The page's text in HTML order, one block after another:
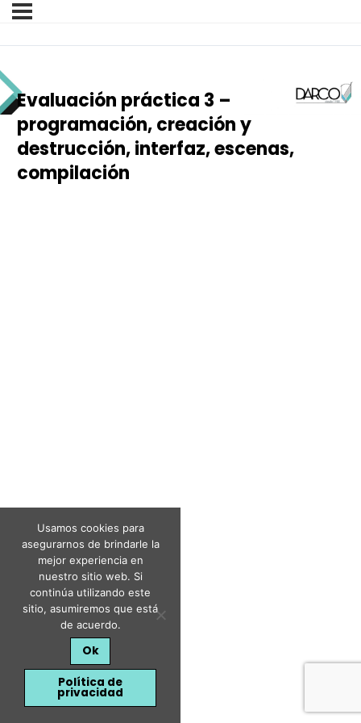
Evaluación práctica 3 –
programación, creación y
destrucción, interfaz, escenas,
compilación
Usamos cookies para
asegurarnos de brindarle la
mejor experiencia en
nuestro sitio web. Si
continúa utilizando este
sitio, asumiremos que está
de acuerdo.
Ok
Política de
privacidad